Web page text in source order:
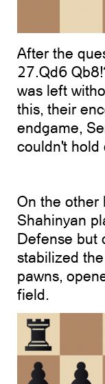
After the
27.Qd6
was left
this, their
endgame,
couldn't hold
On the other
Shahinyan
Defense but
stabilized
pawns,
field.